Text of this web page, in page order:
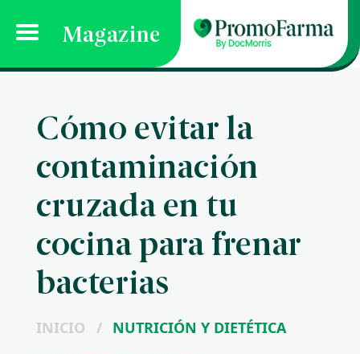
Magazine
Cómo evitar la
contaminación
cruzada en tu
cocina para frenar
bacterias
INICIO / NUTRICIÓN Y DIETÉTICA